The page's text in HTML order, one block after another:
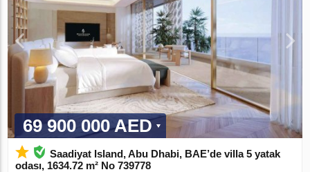
69 900 000 AED
Saadiyat Island, Abu Dhabi, BAE’de villa 5 yatak
odası, 1634.72 m² No 739778